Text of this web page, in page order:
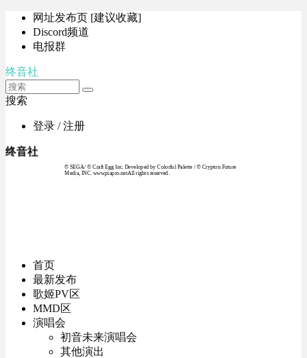
网址发布页 [建议收藏]
Discord频道
电报群
终音社
搜索
登录 / 注册
终音社
© SEGA / © Craft Egg Inc. Developed by Colorful Palette / © Crypton Future
Media, INC. www.piapro.netAll rights reserved.
首页
最新发布
歌姬PV区
MMD区
演唱会
初音未来演唱会
其他演出